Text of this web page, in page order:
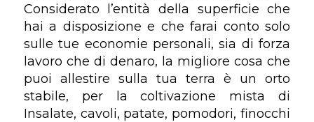
Considerato l’entità della superficie che
hai a disposizione e che farai conto solo
sulle tue economie personali, sia di forza
lavoro che di denaro, la migliore cosa che
puoi allestire sulla tua terra è un orto
stabile, per la coltivazione mista di
Insalate, cavoli, patate, pomodori, finocchi